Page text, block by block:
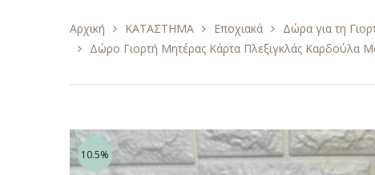
Αρχική ΚΑΤΑΣΤΗΜΑ Εποχιακά Δώρα για τη
Δώρο Γιορτή Μητέρας Κάρτα Πλεξιγκλάς Καρδούλα
10.5%